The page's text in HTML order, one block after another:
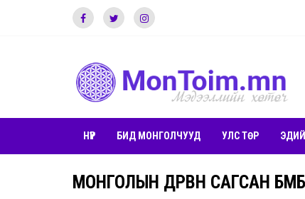
НҮҮР БИД МОНГОЛЧУУД УЛС ТӨР
МОНГОЛЫН ДӨРВӨН САГСАН